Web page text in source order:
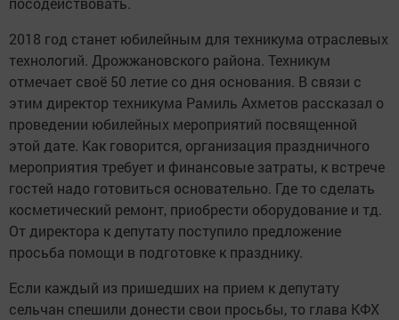
2018 год станет юбилейным для техникума отраслевых
технологий. Дрожжановского района. Техникум
отмечает своё 50 летие со дня основания. В связи с
этим директор техникума Рамиль Ахметов рассказал о
проведении юбилейных мероприятий посвященной
этой дате. Как говорится, организация праздничного
мероприятия требует и финансовые затраты, к встрече
гостей надо готовиться основательно. Где то сделать
косметический ремонт, приобрести оборудование и тд.
От директора к депутату поступило предложение
просьба помощи в подготовке к празднику.
Если каждый из пришедших на прием к депутату
сельчан спешили донести свои просьбы, то глава КФХ